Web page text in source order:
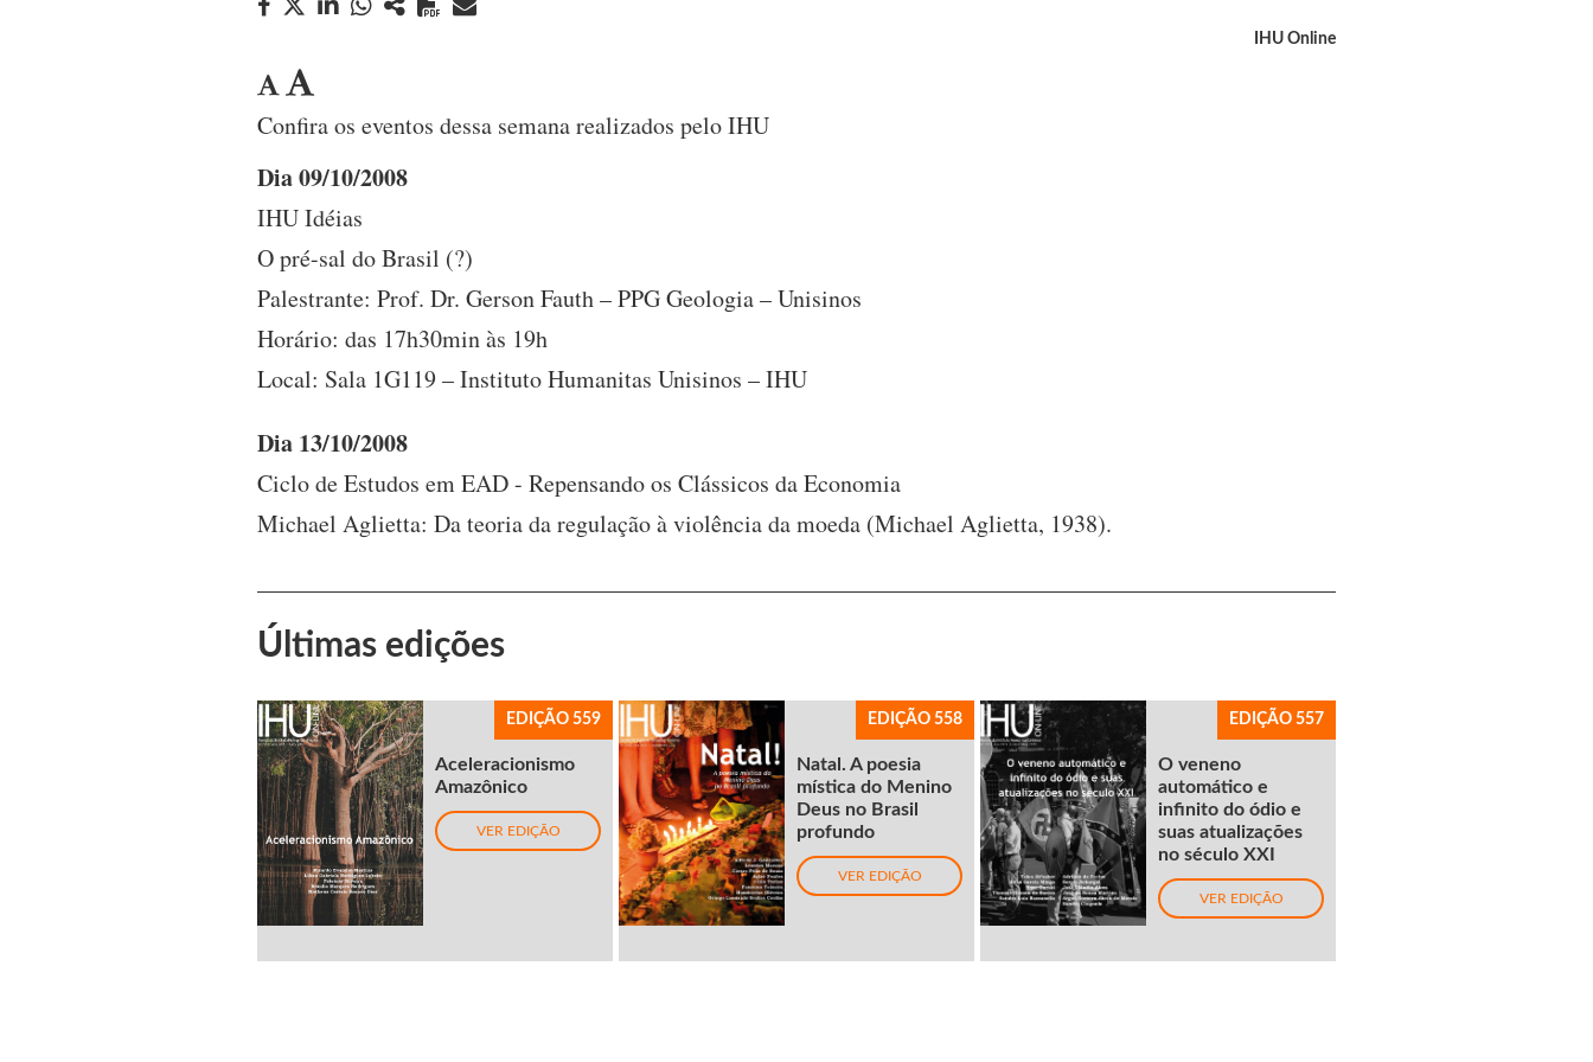
IHU Online
Confira os eventos dessa semana realizados pelo IHU
Dia 09/10/2008
IHU Idéias
O pré-sal do Brasil (?)
Palestrante: Prof. Dr. Gerson Fauth – PPG Geologia – Unisinos
Horário: das 17h30min às 19h
Local: Sala 1G119 – Instituto Humanitas Unisinos – IHU
Dia 13/10/2008
Ciclo de Estudos em EAD - Repensando os Clássicos da Economia
Michael Aglietta: Da teoria da regulação à violência da moeda (Michael Aglietta, 1938).
Últimas edições
EDIÇÃO 559
Aceleracionismo
Amazônico
VER EDIÇÃO
EDIÇÃO 558
Natal. A poesia
mística do Menino
Deus no Brasil
profundo
VER EDIÇÃO
EDIÇÃO 557
O veneno
automático e
infinito do ódio e
suas atualizações
no século XXI
VER EDIÇÃO